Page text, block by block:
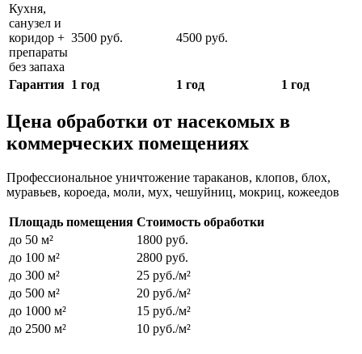
Кухня,
санузел и
коридор +
препараты
без запаха
3500 руб. 4500 руб.
Гарантия 1 год 1 год 1 год
Цена обработки от насекомых в
коммерческих помещениях
Профессиональное уничтожение тараканов, клопов, блох,
муравьев, короеда, моли, мух, чешуйниц, мокриц, кожеедов
Площадь помещения Стоимость обработки
до 50 м²
1800 руб.
до 100 м²
2800 руб.
до 300 м²
25 руб./м²
до 500 м²
20 руб./м²
до 1000 м²
15 руб./м²
до 2500 м²
10 руб./м²